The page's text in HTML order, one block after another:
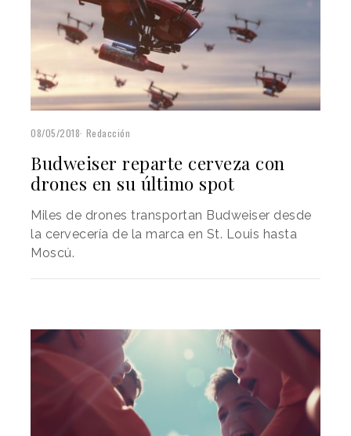
08/05/2018 Redacción
Budweiser reparte cerveza con
drones en su último spot
Miles de drones transportan Budweiser desde
la cervecería de la marca en St. Louis hasta
Moscú.